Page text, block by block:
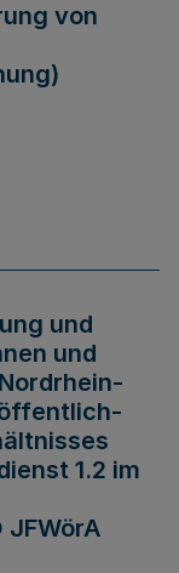
von
und
und
1.2 im